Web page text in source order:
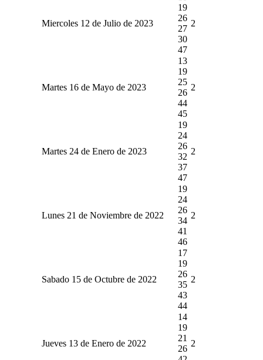
Miercoles 12 de Julio de 2023
19
26
27
30
47
2
Martes 16 de Mayo de 2023
13
19
25
26
44
45
2
Martes 24 de Enero de 2023
19
24
26
32
37
47
2
Lunes 21 de Noviembre de 2022
19
24
26
34
41
46
2
Sabado 15 de Octubre de 2022
17
19
26
35
43
44
2
Jueves 13 de Enero de 2022
14
19
21
26
2